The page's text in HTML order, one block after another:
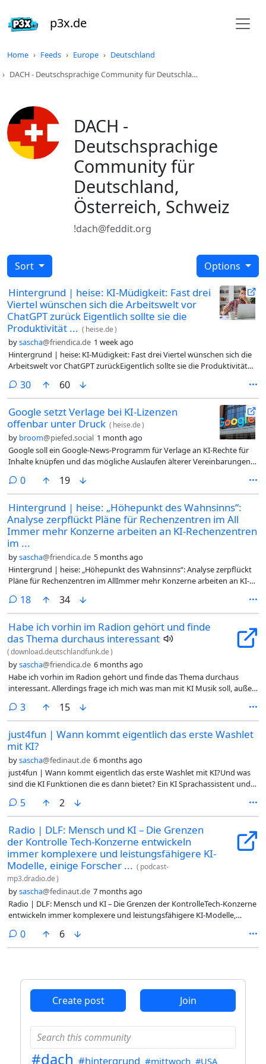
p3x.de
Home Feeds Europe
Deutschland
DACH - Deutschsprachige Community für Deutschla…
DACH -
Deutschsprachige
Community für
Deutschland,
Österreich, Schweiz
!dach@feddit.org
Sort Options
Hintergrund | heise: KI-Müdigkeit: Fast drei
Viertel wünschen sich die Arbeitswelt vor
ChatGPT zurück Eigentlich sollte sie die
Produktivität ... ( heise.de)
bysascha@friendica.de 1 week ago
Hintergrund | heise: KI-Müdigkeit: Fast drei Viertel wünschen sich die
Arbeitswelt vor ChatGPT zurückEigentlich sollte sie die Produktivität
die Technologie am liebsten abschaffen... (weiter)#Hintergrund #Arbeit
#Arbeitswelt #KI #ChatGPT #KI-Müdigkeit #Technologie @dach
30comments
60
Google setzt Verlage bei KI-Lizenzen
offenbar unter Druck ( heise.de)
by broom@piefed.social 1 month ago
Google soll ein Google-News-Programm für Verlage an KI-Rechte für
Inhalte knüpfen und das mögliche Auslaufen älterer Vereinbarungen
0comments
19
Hintergrund | heise: „Höhepunkt des Wahnsinns“:
Analyse zerpflückt Pläne für Rechenzentren im All
Immer mehr Konzerne arbeiten an KI-Rechenzentren
im ...
bysascha@friendica.de 5 months ago
Hintergrund | heise: „Höhepunkt des Wahnsinns“: Analyse zerpflückt
Pläne für Rechenzentren im AllImmer mehr Konzerne arbeiten an KI-
unrealistisch ist und welche Folgen das Rennen haben könnte.Der
Ansturm auf die Entwicklung von Rechenzentren in der
Erdumlaufbahn hat einen „Höhepunkt des Wahnsinns“ erreicht und
bringt die Gefahr mit sich, dass die teilhabenden Akteure den dringend
nötigen Ausbau der Infrastruktur auf der Erde vernachlässigen. Das ist
das Fazit einer Analyse von Gartner zu Plänen für „orbitale
Rechenzentren“, mit denen sich zuletzt nicht nur Elon Musk
hervorgetan hat. Solche Strukturen „sind wirtschaftlich nicht rentabel,
können mit terrestrischen Rechenzentren nicht mithalten und bleiben
hinter flüssigkeitsgekühlten sowie mit Atomenergie betriebenen
sondern Zeit... (weiter)#Hintergrund #Rechenzentren #Weltraum
#Wahnsinn #Analyse #KI #KünstlicheIntelligenz #Hybris #heise @dach
18comments
34
Habe ich vorhin im Radion gehört und finde
das Thema durchaus interessant
(download.deutschlandfunk.de)
bysascha@friendica.de 6 months ago
Habe ich vorhin im Radion gehört und finde das Thema durchaus
interessant. Allerdings frage ich mich was man mit KI Musik soll, außer
#AI #KIMusik #AIMusic #Meinung @dach
3comments
15
just4fun | Wann kommt eigentlich das erste Washlet
mit KI?
bysascha@fedinaut.de 6 months ago
just4fun | Wann kommt eigentlich das erste Washlet mit KI?Und was
sind die KI Funktionen die es dann bietet? Ein KI Sprachassistent und
#just4fun #Frage #Washlet #Toilette #KI #2026-01-16 @dach
5comments
2
Radio | DLF: Mensch und KI – Die Grenzen
der Kontrolle Tech-Konzerne entwickeln
immer komplexere und leistungsfähigere KI-
Modelle, einige Forscher ... ( podcast-
mp3.dradio.de)
bysascha@fedinaut.de 7 months ago
Radio | DLF: Mensch und KI – Die Grenzen der KontrolleTech-Konzerne
entwickeln immer komplexere und leistungsfähigere KI-Modelle,
Feature über lügende Algorithmen, depressive Roboter und die Frage,
wer hier eigentlich wen steuert.Audio: Web | MP3#Radio #Zeitfragen
0comments
6
Create post Join
#dach #hintergrund #mittwoch #USA